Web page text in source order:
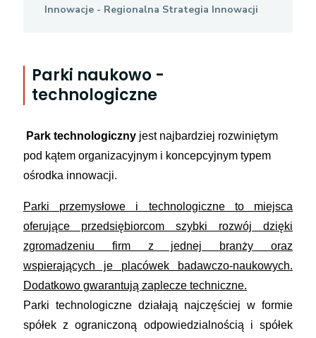
Innowacje - Regionalna Strategia Innowacji
Parki naukowo -
technologiczne
Park technologicznyjest najbardziej rozwiniętym
pod kątem organizacyjnym i koncepcyjnym typem
ośrodka innowacji.
Parki przemysłowe i technologiczne to miejsca
oferujące przedsiębiorcom szybki rozwój dzięki
zgromadzeniu firm z jednej branży oraz
wspierających je placówek badawczo-naukowych.
Dodatkowo gwarantują zaplecze techniczne.
Parki technologiczne działają najczęściej w formie
spółek z ograniczoną odpowiedzialnością i spółek